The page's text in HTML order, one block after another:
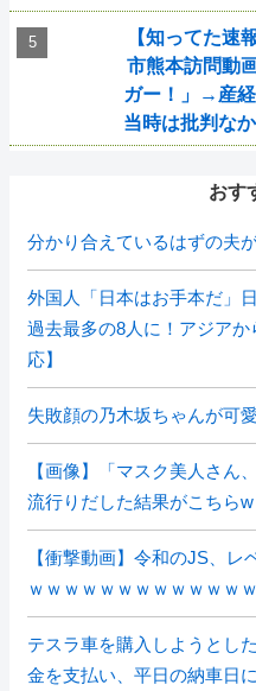
【知ってた速
市熊本訪問動
ガー！」→産経
当時は批判な
おす
分かり合えているはずの夫
外国人「日本はお手本だ」
過去最多の8人に！アジア
応】
失敗顔の乃木坂ちゃんが可
【画像】「マスク美人さ
流行りだした結果がこちら
【衝撃動画】令和のJS、
ｗｗｗｗｗｗｗｗｗｗｗｗ
テスラ車を購入しようとし
金を支払い、平日の納車日